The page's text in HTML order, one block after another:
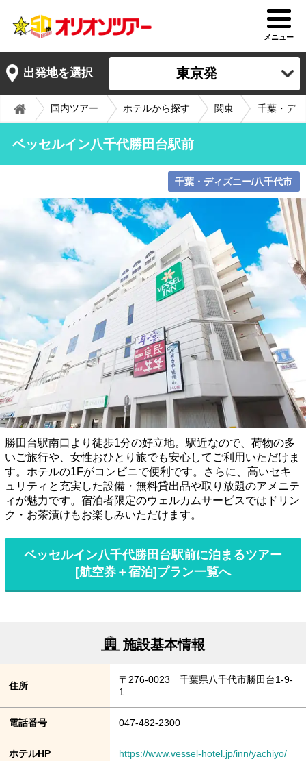
メニュー
出発地を選択 東京発
国内ツアー ホテルから探す 関東 千葉・デ
ベッセルイン八千代勝田台駅前
千葉・ディズニー/八千代市
勝田台駅南口より徒歩1分の好立地。駅近なので、荷物の多
いご旅行や、女性おひとり旅でも安心してご利用いただけま
す。ホテルの1Fがコンビニで便利です。さらに、高いセキ
ュリティと充実した設備・無料貸出品や取り放題のアメニテ
ィが魅力です。宿泊者限定のウェルカムサービスではドリン
ク・お茶漬けもお楽しみいただけます。
ベッセルイン八千代勝田台駅前に泊まるツアー
[航空券＋宿泊]プラン一覧へ
施設基本情報
住所
〒276-0023 千葉県八千代市勝田台1-9-
1
電話番号 047-482-2300
ホテルHP https://www.vessel-hotel.jp/inn/yachiyo/